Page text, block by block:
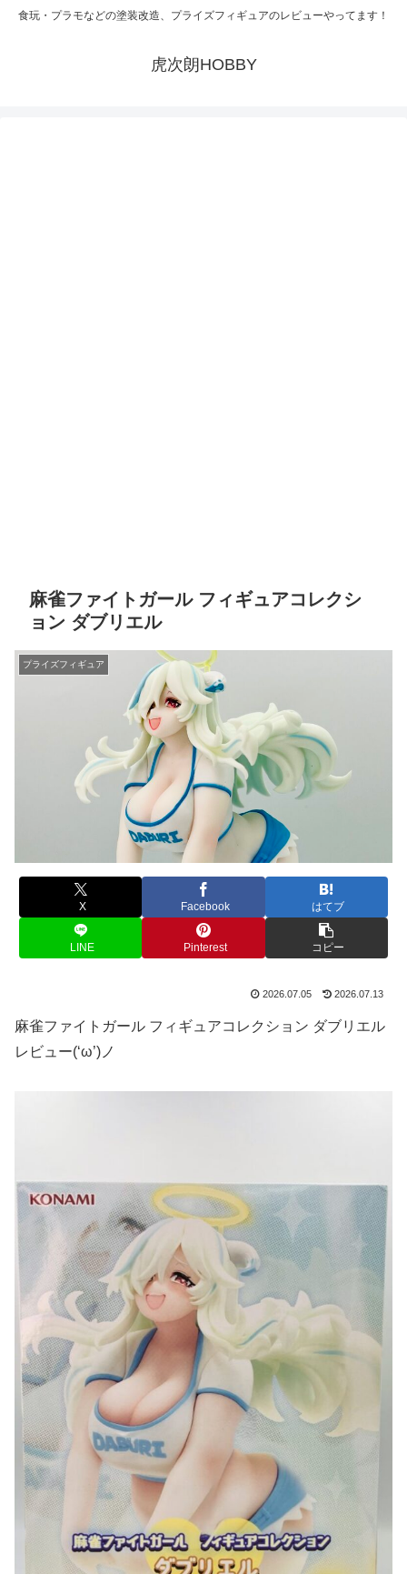
食玩・プラモなどの塗装改造、プライズフィギュアのレビューやってます！
虎次朗HOBBY
麻雀ファイトガール フィギュアコレクシ
ョン ダブリエル
プライズフィギュア
X Facebook はてブ
LINE Pinterest コピー
2026.07.05 2026.07.13
麻雀ファイトガール フィギュアコレクション ダブリエル
レビュー(‘ω’)ノ